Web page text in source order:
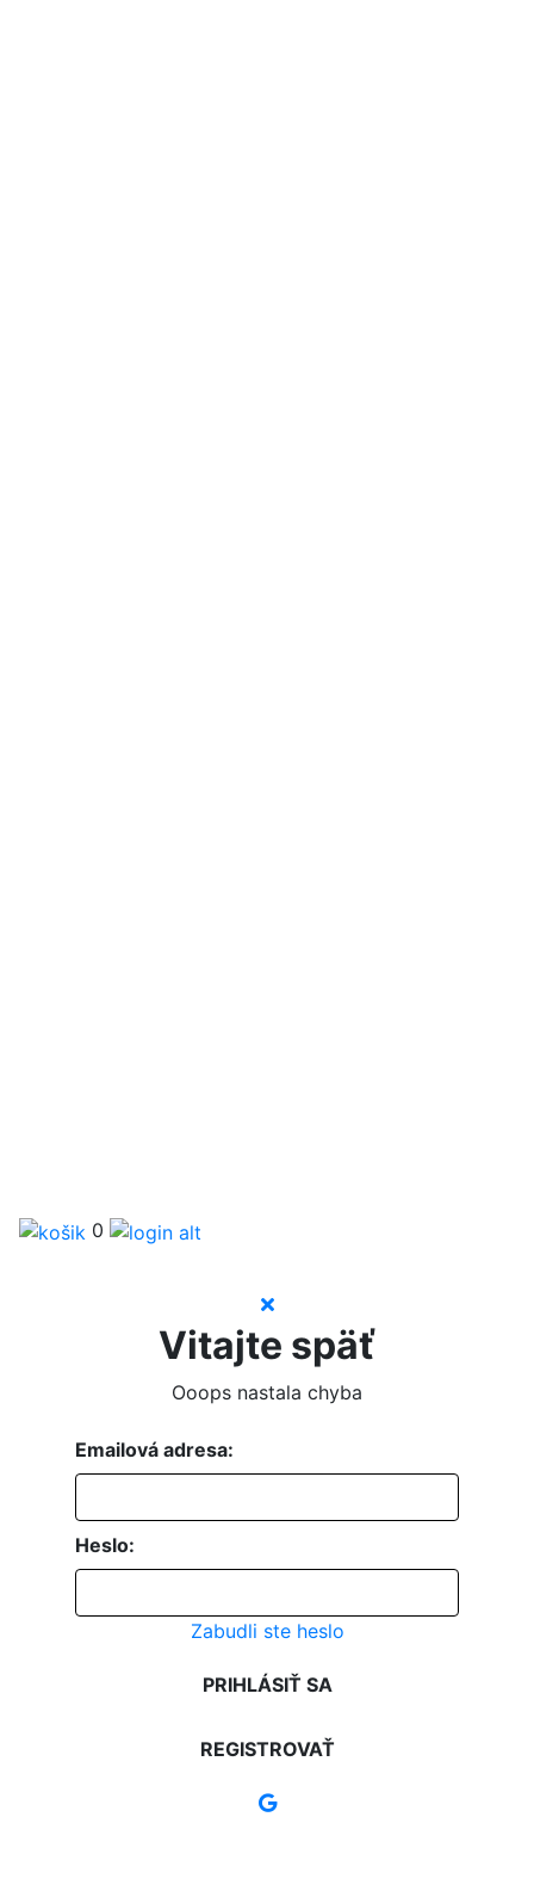
0
Vitajte späť
Ooops nastala chyba
Emailová adresa:
Heslo:
Zabudli ste heslo
PRIHLÁSIŤ SA
REGISTROVAŤ